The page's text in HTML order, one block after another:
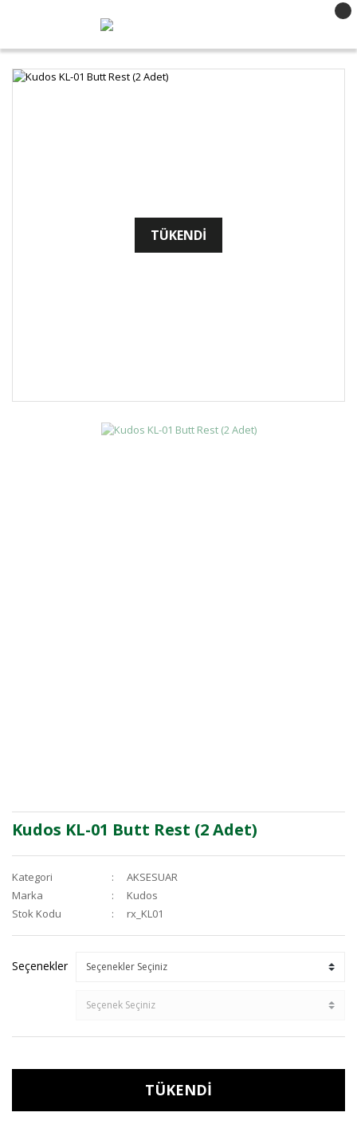
TÜKENDİ
Kudos KL-01 Butt Rest (2 Adet)
Kategori
AKSESUAR
Marka
Kudos
Stok Kodu
rx_KL01
Seçenekler
TÜKENDİ